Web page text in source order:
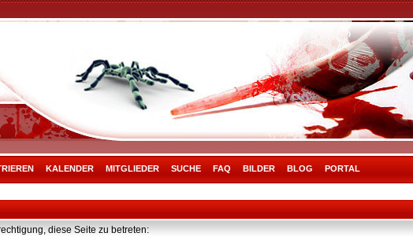
KALENDER MITGLIEDER SUCHE FAQ BILDER BLOG PORTAL
diese Seite zu betreten: